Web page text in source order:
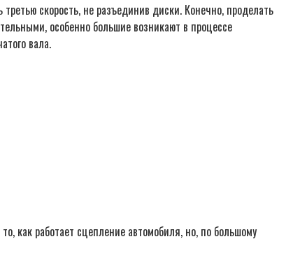
скорость, не разъединив диски. Конечно, проделать
особенно большие возникают в процессе
вала.
как работает сцепление автомобиля, но, по большому